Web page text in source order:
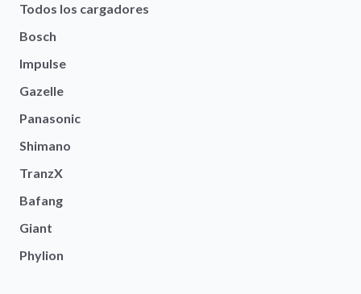
Todos los cargadores
Bosch
Impulse
Gazelle
Panasonic
Shimano
TranzX
Bafang
Giant
Phylion